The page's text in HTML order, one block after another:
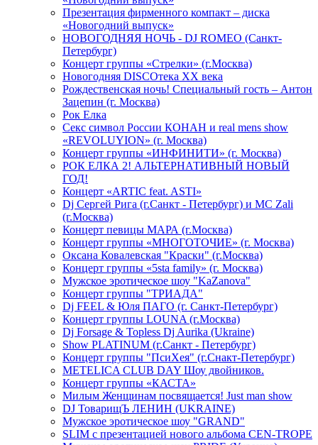
Презентация фирменного компакт – диска
«Новогодний выпуск»
НОВОГОДНЯЯ НОЧЬ - DJ ROMEO (Санкт-
Петербург)
Концерт группы «Стрелки» (г.Москва)
Новогодняя DISCOтека ХХ века
Рождественская ночь! Специальный гость – Антон
Зацепин (г. Москва)
Рок Елка
Секс символ России КОНАН и real mens show
«REVOLUYION» (г. Москва)
Концерт группы «ИНФИНИТИ» (г. Москва)
РОК ЕЛКА 2! АЛЬТЕРНАТИВНЫЙ НОВЫЙ
ГОД!
Концерт «ARTIC feat. ASTI»
Dj Сергей Рига (г.Санкт - Петербург) и MC Zali
(г.Москва)
Концерт певицы МАРА (г.Москва)
Концерт группы «МНОГОТОЧИЕ» (г. Москва)
Оксана Ковалевская "Краски" (г.Москва)
Концерт группы «5sta family» (г. Москва)
Мужское эротическое шоу "KaZanova"
Концерт группы "ТРИАДА"
Dj FEEL & Юля ПАГО (г. Санкт-Петербург)
Концерт группы LOUNA (г.Москва)
Dj Forsage & Topless Dj Aurika (Ukraine)
Show PLATINUM (г.Санкт - Петербург)
Концерт группы "ПсиХея" (г.Снакт-Петербург)
METELICA CLUB DAY Шоу двойников.
Концерт группы «КАСТА»
Милым Женщинам посвящается! Just man show
DJ ТоварищЪ ЛЕНИН (UKRAINE)
Мужское эротическое шоу "GRAND"
SLIM с презентацией нового альбома CEN-TROPE